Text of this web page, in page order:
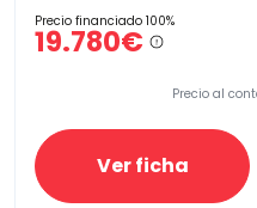
Precio financiado 100%
19.780€
Precio al
Ver ficha